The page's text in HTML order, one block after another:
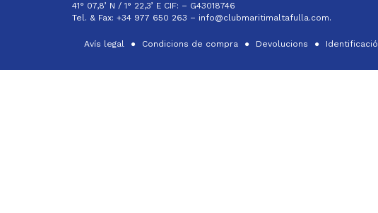
41° 07,8’ N / 1° 22,3’ E CIF: – G43018746
Tel. & Fax: +34 977 650 263 – info@clubmaritimaltafulla.com.
Avís legal Condicions de compra Devolucions Identificació